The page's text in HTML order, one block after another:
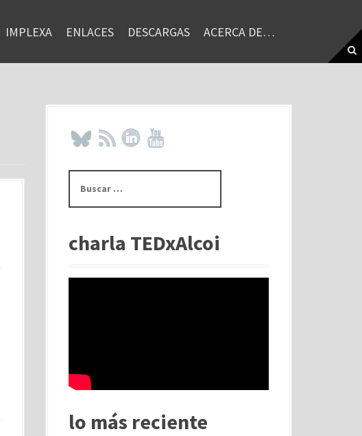
IMPLEXA ENLACES DESCARGAS ACERCA DE…
s
rcharla TEDxAlcoi
lo más reciente